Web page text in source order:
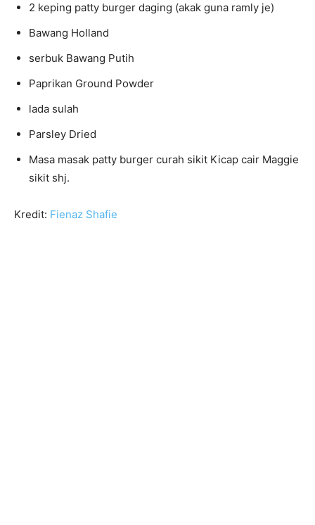
2 keping patty burger daging (akak guna ramly je)
Bawang Holland
serbuk Bawang Putih
Paprikan Ground Powder
lada sulah
Parsley Dried
Masa masak patty burger curah sikit Kicap cair Maggie
sikit shj.
Kredit: Fienaz Shafie